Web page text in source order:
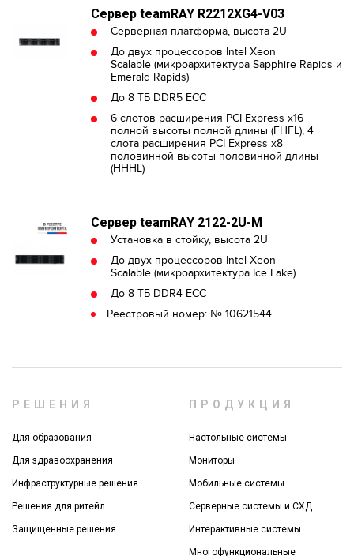
Сервер teamRAY R2212XG4-V03
Серверная платформа, высота 2U
До двух процессоров Intel Xeon
Scalable (микроархитектура Sapphire Rapids и
Emerald Rapids)
До 8 ТБ DDR5 ECC
6 слотов расширения PCI Express x16
полной высоты полной длины (FHFL), 4
слота расширения PCI Express x8
половинной высоты половинной длины
(HHHL)
Сервер teamRAY 2122-2U-M
Установка в стойку, высота 2U
До двух процессоров Intel Xeon
Scalable (микроархитектура Ice Lake)
До 8 ТБ DDR4 ECC
Реестровый номер: № 10621544
РЕШЕНИЯ
Для образования
Для здравоохранения
Инфраструктурные решения
Решения для ритейл
Защищенные решения
ПРОДУКЦИЯ
Настольные системы
Мониторы
Мобильные системы
Серверные системы и СХД
Интерактивные системы
Многофункциональные